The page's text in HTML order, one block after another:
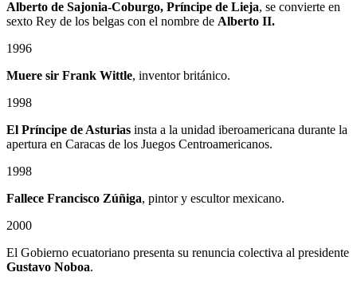
Alberto de Sajonia-Coburgo, Príncipe de Lieja, se convierte en
sexto Rey de los belgas con el nombre de Alberto II.
1996
Muere sir Frank Wittle, inventor británico.
1998
El Príncipe de Asturias insta a la unidad iberoamericana durante la
apertura en Caracas de los Juegos Centroamericanos.
1998
Fallece Francisco Zúñiga, pintor y escultor mexicano.
2000
El Gobierno ecuatoriano presenta su renuncia colectiva al presidente
Gustavo Noboa.